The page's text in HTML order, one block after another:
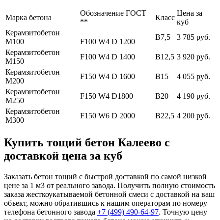
Марка бетона
Обозначение ГОСТ
**
Класс
Цена за
куб
Керамзитобетон
М100
F100 W4 D 1200
В7,5
3 785 руб.
Керамзитобетон
М150
F100 W4 D 1400 В12,5 3 920 руб.
Керамзитобетон
М200
F150 W4 D 1600 В15
4 055 руб.
Керамзитобетон
М250
F150 W4 D1800 В20
4 190 руб.
Керамзитобетон
М300
F150 W6 D 2000 В22,5 4 200 руб.
Купить тощий бетон Калеево с
доставкой цена за куб
Заказать бетон тощий с быстрой доставкой по самой низкой
цене за 1 м3 от реального завода. Получить полную стоимость
заказа жесткоукатываемой бетонной смеси с доставкой на ваш
объект, можно обратившись к нашим операторам по номеру
телефона бетонного завода +7 (499) 490-64-97. Точную цену